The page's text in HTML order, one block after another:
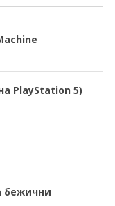
PlayStation 5)
бежични